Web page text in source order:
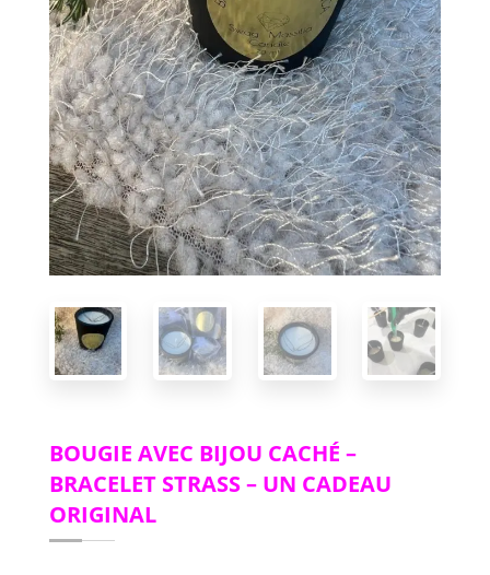
BOUGIE AVEC BIJOU CACHÉ –
BRACELET STRASS – UN CADEAU
ORIGINAL